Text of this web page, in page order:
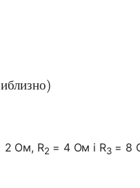
* R_2}{R_1 +
* 10}{5 + 10}
)
2 Ом, R2 = 4 Ом і R3= 8